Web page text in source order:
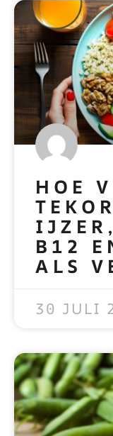
HOE
B12
ALS
30 JULI